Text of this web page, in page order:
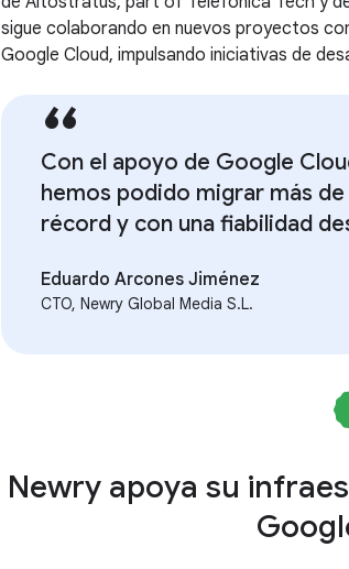
sigue colaborando en nuevos proyectos
Google Cloud, impulsando iniciativas de
Con el apoyo de Google
hemos podido migrar más
récord y con una fiabilidad
Eduardo Arcones Jiménez
CTO, Newry Global Media S.L.
Newry apoya su